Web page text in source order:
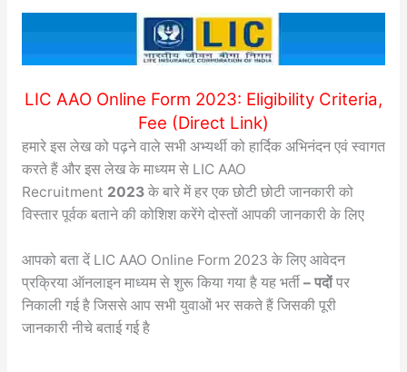
LIC AAO Online Form 2023: Eligibility Criteria,
Fee (Direct Link)
हमारे इस लेख को पढ़ने वाले सभी अभ्यर्थी को हार्दिक अभिनंदन एवं स्वागत
करते हैं और इस लेख के माध्यम से LIC AAO
Recruitment 2023के बारे में हर एक छोटी छोटी जानकारी को
विस्तार पूर्वक बताने की कोशिश करेंगे दोस्तों आपकी जानकारी के लिए
आपको बता दें LIC AAO Online Form 2023 के लिए आवेदन
प्रक्रिया ऑनलाइन माध्यम से शुरू किया गया है यह भर्ती – पदोंपर
निकाली गई है जिससे आप सभी युवाओं भर सकते हैं जिसकी पूरी
जानकारी नीचे बताई गई है